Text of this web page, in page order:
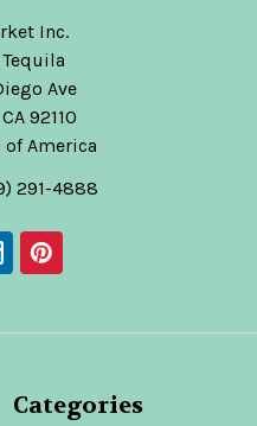
Inc.
Ave
92110
of America
291-4888
Categories